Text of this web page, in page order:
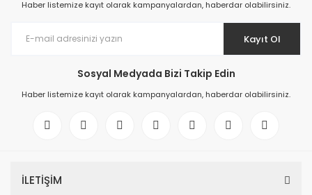
Haber listemize kayıt olarak kampanyalardan, haberdar olabilirsiniz.
Kayıt Ol
Sosyal Medyada Bizi Takip Edin
Haber listemize kayıt olarak kampanyalardan, haberdar olabilirsiniz.
İLETİŞİM